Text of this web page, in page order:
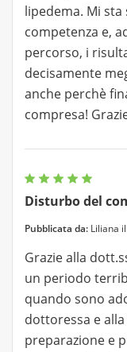
lipedema. Mi
competenza e,
percorso, i
decisamente
anche perchè
compresa!
Disturbo del
Pubblicata da: Liliana
Grazie alla
un periodo
quando sono
dottoressa e
preparazione e